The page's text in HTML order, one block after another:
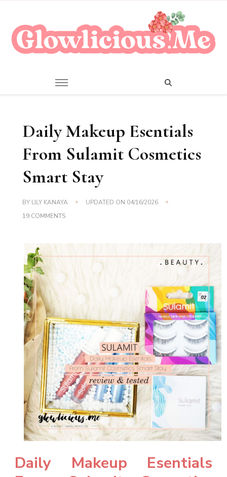
Daily Makeup Esentials
From Sulamit Cosmetics
Smart Stay
BY LILY KANAYA UPDATED ON 04/16/2026
19 COMMENTSON
SULAMIT
Daily Makeup Esentials